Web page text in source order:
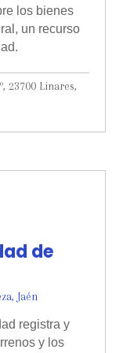
los bienes
un recurso
23700 Linares,
de
Jaén
registra y
y los